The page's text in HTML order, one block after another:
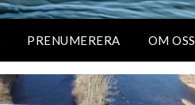
PRENUMERERA OM OSS